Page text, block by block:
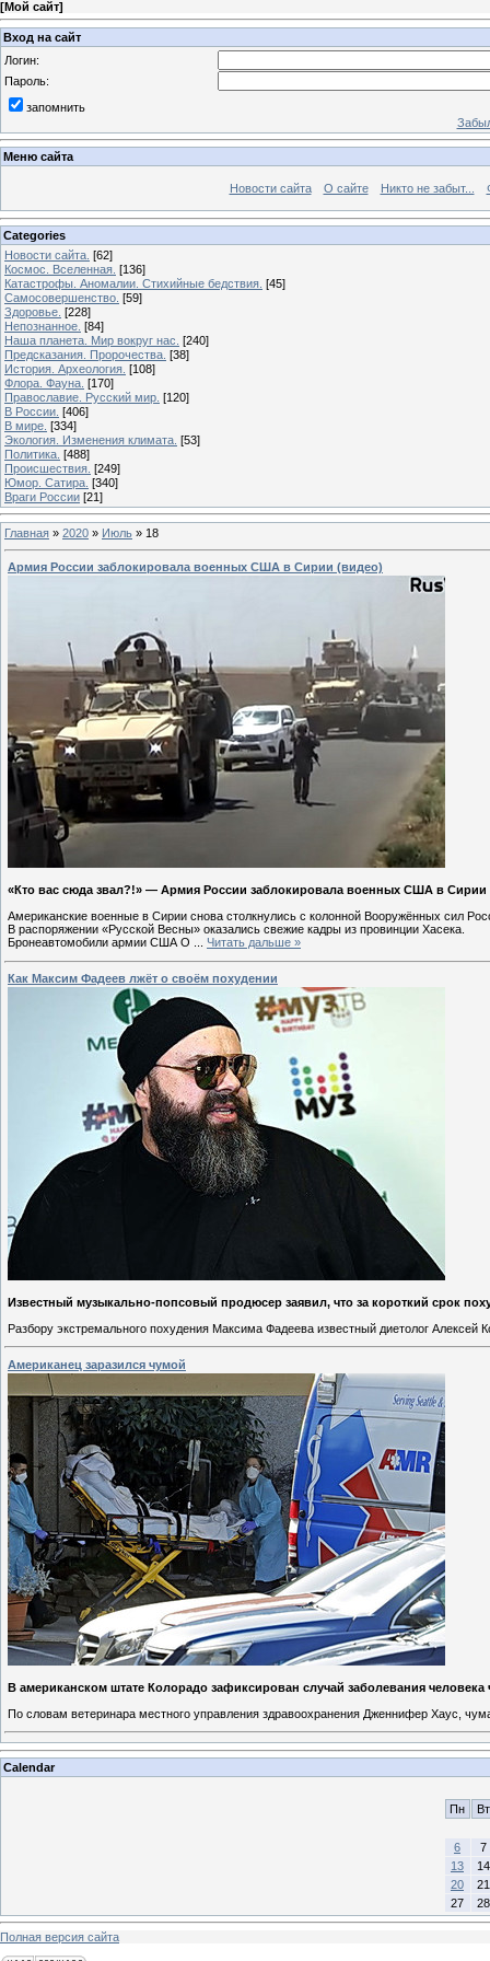
[Мой сайт]
Вход на сайт
Логин:
Пароль:
запомнить
Меню сайта
Новости сайта О сайте Никто не забыт...
Categories
Новости сайта. [62]
Космос. Вселенная. [136]
Катастрофы. Аномалии. Стихийные бедствия. [45]
Самосовершенство. [59]
Здоровье. [228]
Непознанное. [84]
Наша планета. Мир вокруг нас. [240]
Предсказания. Пророчества. [38]
История. Археология. [108]
Флора. Фауна. [170]
Православие. Русский мир. [120]
В России. [406]
В мире. [334]
Экология. Изменения климата. [53]
Политика. [488]
Происшествия. [249]
Юмор. Сатира. [340]
Враги России [21]
Главная » 2020 » Июль » 18
Армия России заблокировала военных США в Сирии (видео)
«Кто вас сюда звал?!» — Армия России заблокировала военных США в Сирии
Американские военные в Сирии снова столкнулись с колонной Вооружённых сил
В распоряжении «Русской Весны» оказались свежие кадры из провинции Хасека.
Бронеавтомобили армии США O
Читать дальше »
Как Максим Фадеев лжёт о своём похудении
Известный музыкально-попсовый продюсер заявил, что за короткий срок
Разбору экстремального похудения Максима Фадеева известный диетолог
Американец заразился чумой
В американском штате Колорадо зафиксирован случай заболевания
По словам ветеринара местного управления здравоохранения Дженнифер Хаус,
Calendar
Пн Вт
6
7
13
14
20
21
27
28
Полная версия сайта